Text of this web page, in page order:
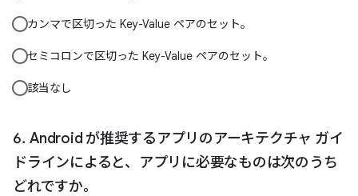
カンマで区切った Key-Value ペアのセット。
セミコロンで区切った Key-Value ペアのセット。
該当なし
Android が推奨するアプリのアーキテクチャ ガイ
ドラインによると、アプリに必要なものは次のうち
どれですか。